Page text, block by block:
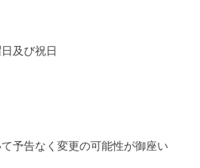
及び祝日
予告なく変更の可能性が御座い